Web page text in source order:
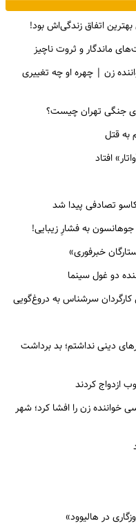
اتفاق زندگی‌اش بود!
ماندگار و ثروت ناچیز
تومانی خواننده زن | چهره او چه تغییری
جنگی تهران چیست؟
به قتل
تصادفی پیدا شد
به فشارِ زیبایی!
خبرفوری»
دو غول سینما
کارگردان سرشناس به دروغ‌گویی
دینی نداشتم؛ بد برداشت
ازدواج کردند
خواننده زن را افشا کرد؛ شهر
در هالیوود»